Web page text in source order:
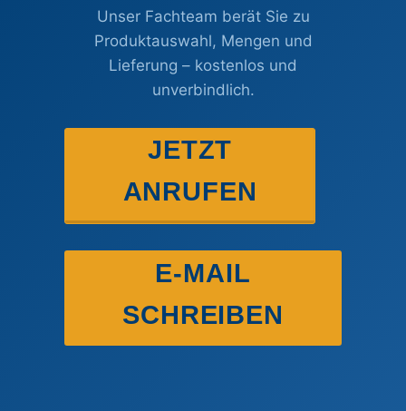
Unser Fachteam berät Sie zu
Produktauswahl, Mengen und
Lieferung – kostenlos und
unverbindlich.
JETZT
ANRUFEN
E-MAIL
SCHREIBEN